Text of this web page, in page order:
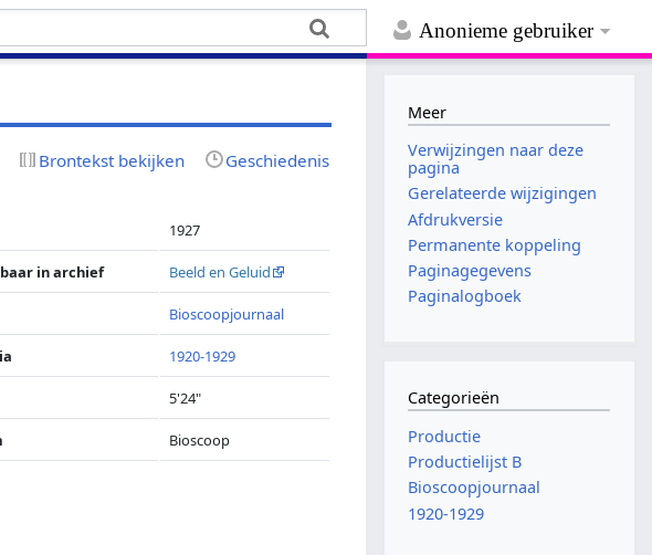
Anonieme gebruiker
Brontekst bekijken Geschiedenis
1927
in archief Beeld en Geluid
Bioscoopjournaal
1920-1929
5'24"
Bioscoop
Meer
Verwijzingen naar deze
pagina
Gerelateerde wijzigingen
Afdrukversie
Permanente koppeling
Paginagegevens
Paginalogboek
Categorieën
Productie
Productielijst B
Bioscoopjournaal
1920-1929